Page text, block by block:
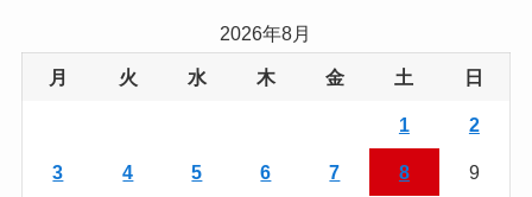
事
2026年8月
月 火 水 木 金 土 日
1 2
3 4 5 6 7 8 9